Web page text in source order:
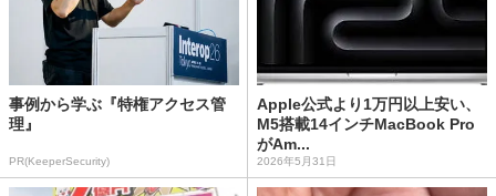
事例から学ぶ『特権アクセス管
理』
PR(KeeperSecurity)
Apple公式より1万円以上安い、
M5搭載14インチMacBook Pro
がAm...
2026年5月31日